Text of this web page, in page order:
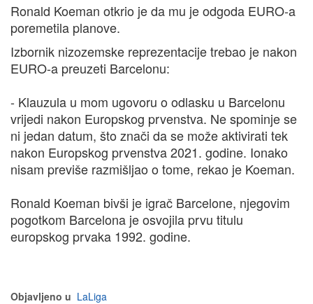
Ronald Koeman otkrio je da mu je odgoda EURO-a
poremetila planove.
Izbornik nizozemske reprezentacije trebao je nakon
EURO-a preuzeti Barcelonu:
- Klauzula u mom ugovoru o odlasku u Barcelonu
vrijedi nakon Europskog prvenstva. Ne spominje se
ni jedan datum, što znači da se može aktivirati tek
nakon Europskog prvenstva 2021. godine. Ionako
nisam previše razmišljao o tome, rekao je Koeman.
Ronald Koeman bivši je igrač Barcelone, njegovim
pogotkom Barcelona je osvojila prvu titulu
europskog prvaka 1992. godine.
Objavljeno u LaLiga